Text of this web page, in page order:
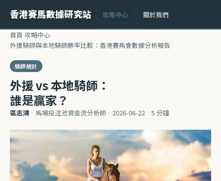
香港賽馬數據研究站 攻略中心 關於我們
首頁›攻略中心›
外援騎師與本地騎師勝率比較：香港賽馬會數據分析報告
騎師統計
外援 vs 本地騎師：
誰是贏家？
區志鴻 · 馬場投注池資金流分析師 · 2026-06-22 · 5 分鐘